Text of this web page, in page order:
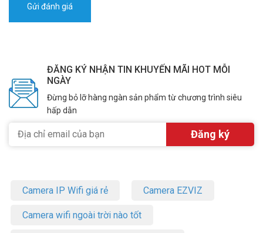
ĐĂNG KÝ NHẬN TIN KHUYẾN MÃI HOT MỖI
NGÀY
Đừng bỏ lỡ hàng ngàn sản phẩm từ chương trình siêu
hấp dẫn
Camera IP Wifi giá rẻ Camera EZVIZ
Camera wifi ngoài trời nào tốt